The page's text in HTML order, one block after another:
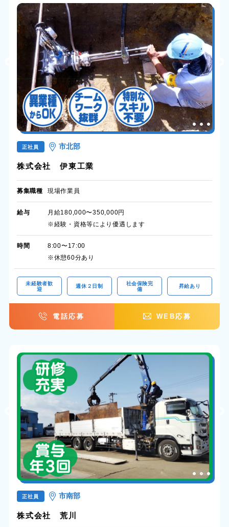
正社員 市北部
株式会社 伊東工業
募集職種 現場作業員
給与
月給180,000〜350,000円
※経験・資格等により優遇します
時間
8:00〜17:00
※休憩60分あり
未経験者歓
迎
週休２日制
社会保険完
備
昇給あり
電話応募 WEB応募
正社員 市南部
株式会社 荒川